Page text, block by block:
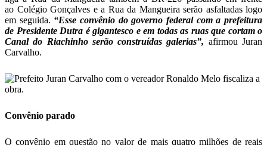
ao Colégio Gonçalves e a Rua da Mangueira serão asfaltadas logo
em seguida. “Esse convênio do governo federal com a prefeitura
de Presidente Dutra é gigantesco e em todas as ruas que cortam o
Canal do Riachinho serão construídas galerias”, afirmou Juran
Carvalho.
Convênio parado
O convênio em questão no valor de mais quatro milhões de reais